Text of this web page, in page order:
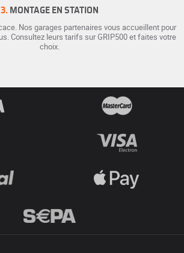
3. MONTAGE EN STATION
Nos garages partenaires vous accueillent pour
Consultez leurs tarifs sur GRIP500 et faites votre
choix.